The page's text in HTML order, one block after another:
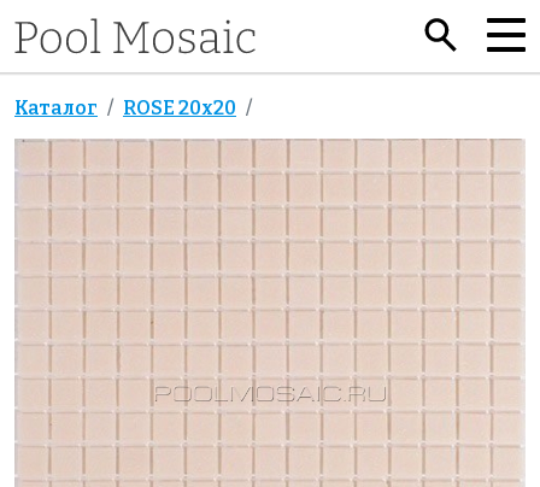
Каталог ROSE 20x20